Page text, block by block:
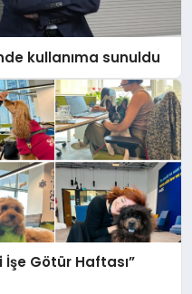
kullanıma sunuldu
İşe Götür Haftası”